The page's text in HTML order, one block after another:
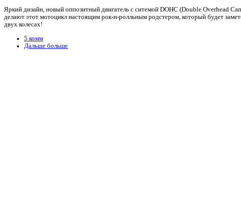
Яркий дизайн, новый оппозитный двигатель с ситемой DOHC (Double Overhead
делают этот мотоцикл настоящим рок-н-ролльным родстером, который будет
двух колесах!
5 комм
Дальше больше